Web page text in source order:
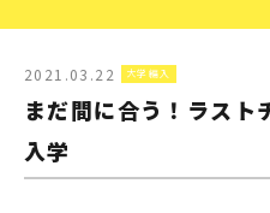
2021.03.22 大学編入
まだ間に合う！ラス
入学